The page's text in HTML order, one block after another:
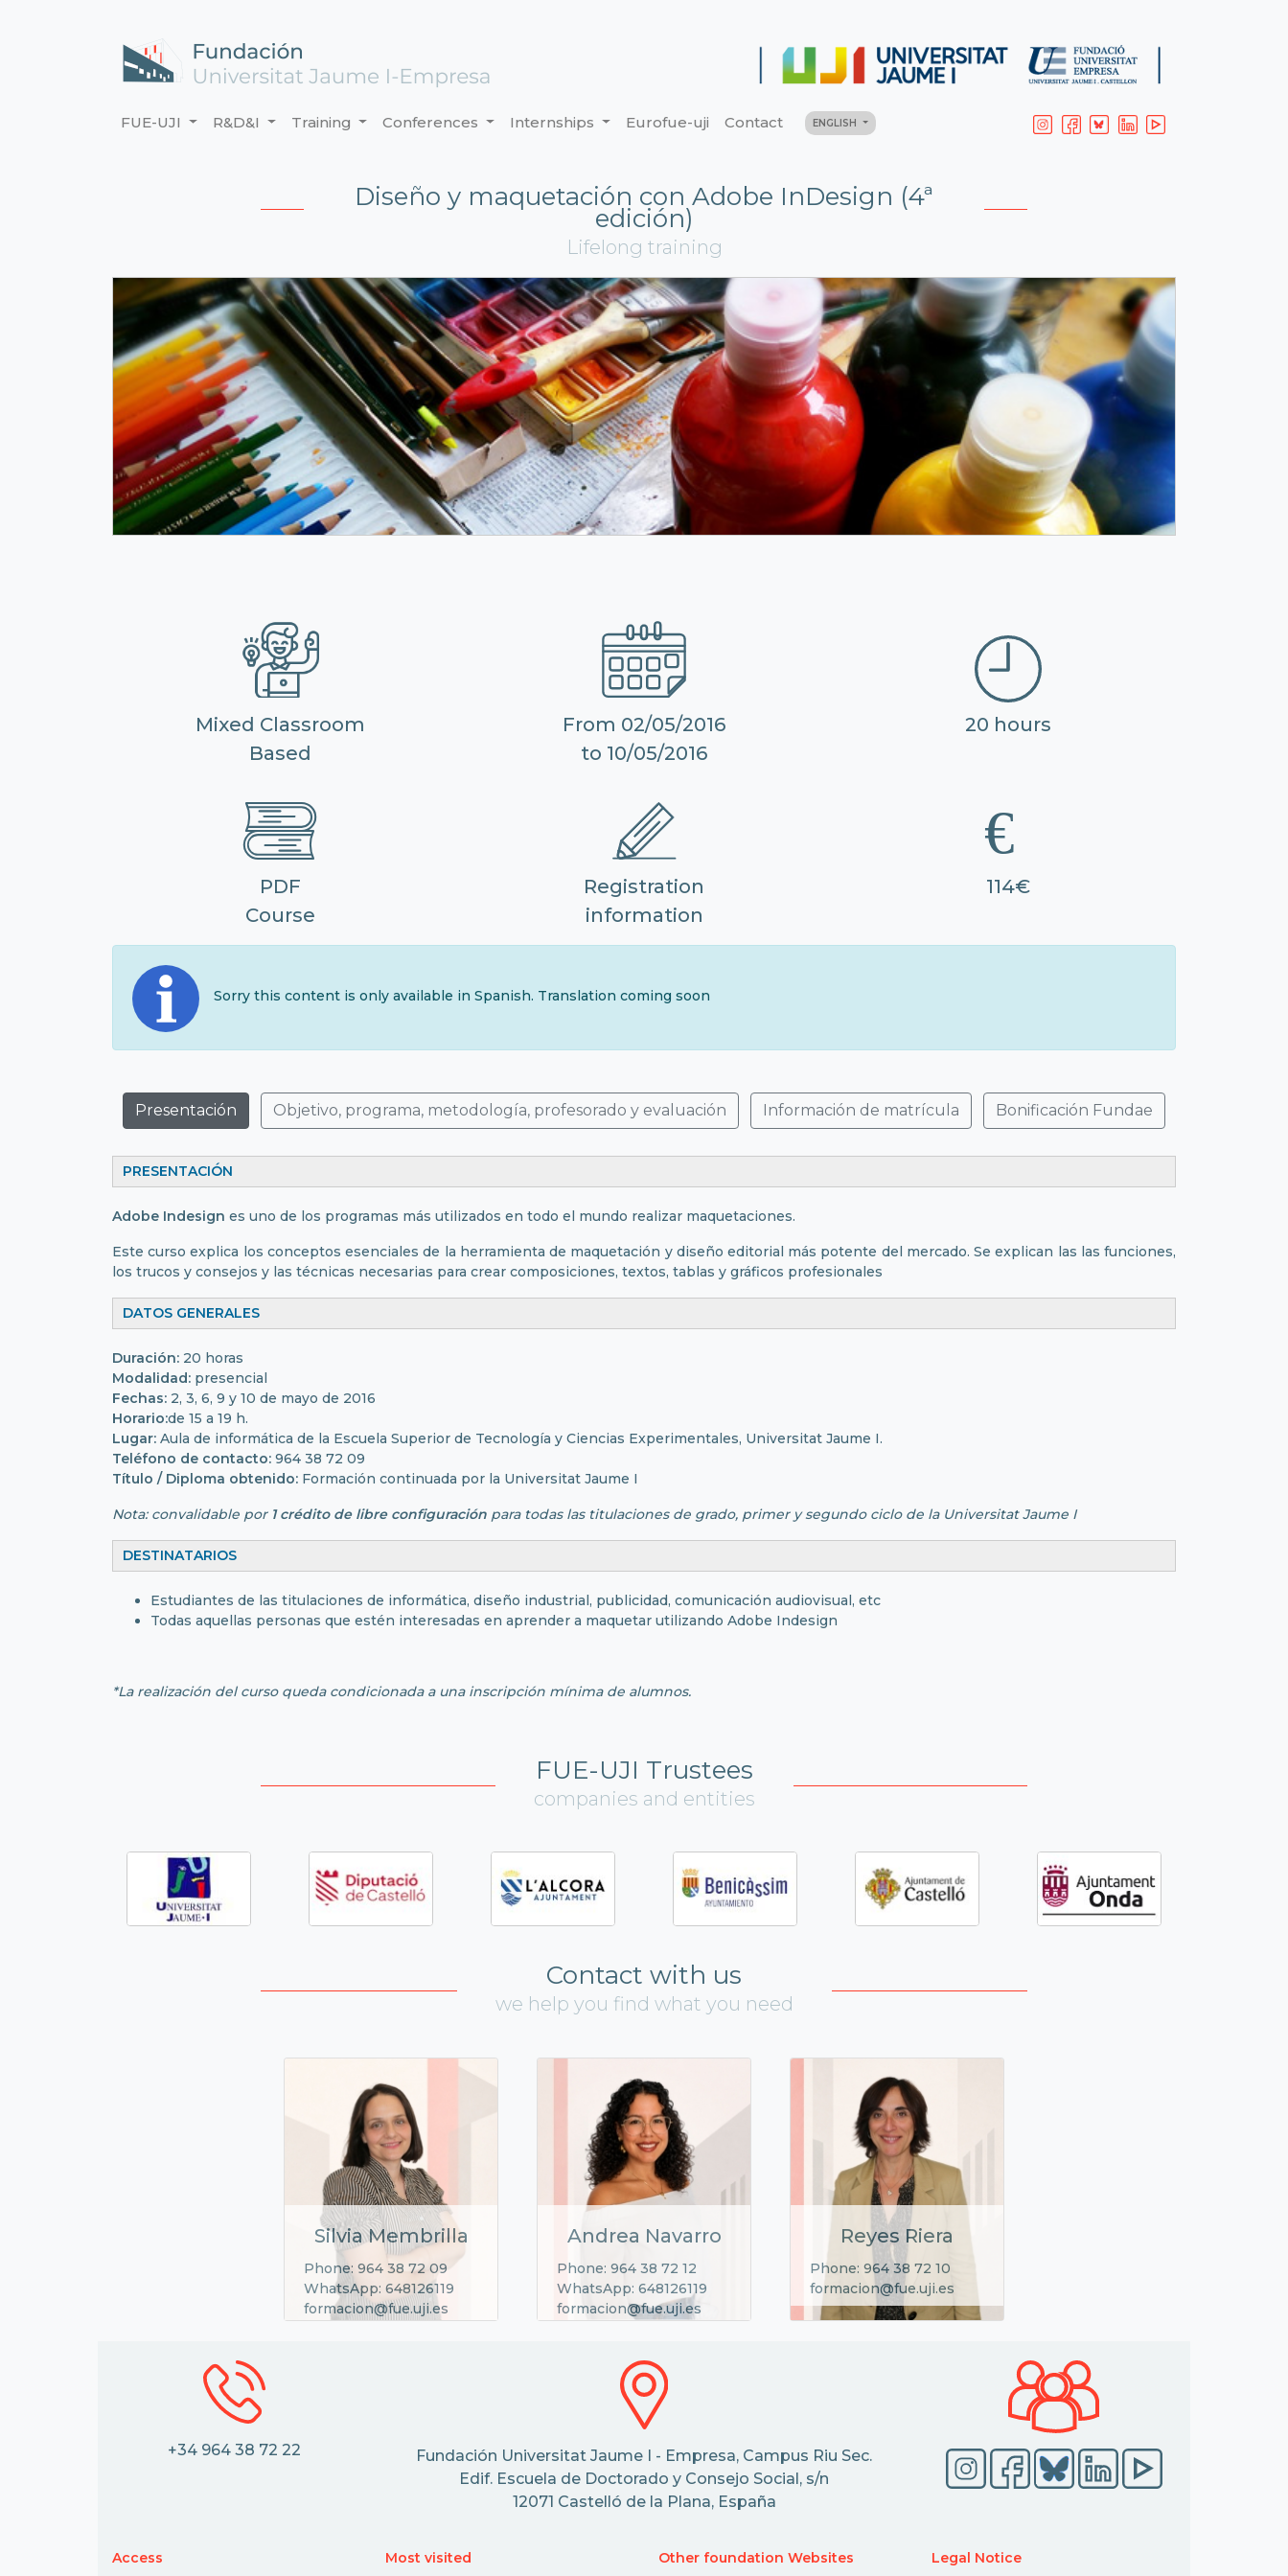
FUE-UJI R&D&I Training Conferences Internships Eurofue-uji Contact ENGLISH
Diseño y maquetación con Adobe InDesign (4ª
edición)
Lifelong training
Mixed Classroom
Based
From 02/05/2016
to 10/05/2016
20 hours
PDF
Course
Registration
information
114€
Sorry this content is only available in Spanish. Translation coming soon
Presentación Objetivo, programa, metodología, profesorado y evaluación Información de matrícula Bonificación Fundae
PRESENTACIÓN
Adobe Indesign es uno de los programas más utilizados en todo el mundo realizar maquetaciones.
Este curso explica los conceptos esenciales de la herramienta de maquetación y diseño editorial más potente del mercado. Se explican las las funciones,
los trucos y consejos y las técnicas necesarias para crear composiciones, textos, tablas y gráficos profesionales
DATOS GENERALES
Duración: 20 horas
Modalidad: presencial
Fechas: 2, 3, 6, 9 y 10 de mayo de 2016
Horario:de 15 a 19 h.
Lugar: Aula de informática de la Escuela Superior de Tecnología y Ciencias Experimentales, Universitat Jaume I.
Teléfono de contacto: 964 38 72 09
Título / Diploma obtenido: Formación continuada por la Universitat Jaume I
Nota: convalidable por 1 crédito de libre configuración para todas las titulaciones de grado, primer y segundo ciclo de la Universitat Jaume I
DESTINATARIOS
Estudiantes de las titulaciones de informática, diseño industrial, publicidad, comunicación audiovisual, etc
Todas aquellas personas que estén interesadas en aprender a maquetar utilizando Adobe Indesign
*La realización del curso queda condicionada a una inscripción mínima de alumnos.
FUE-UJI Trustees
companies and entities
Contact with us
we help you find what you need
Silvia Membrilla
Phone: 964 38 72 09
WhatsApp: 648126119
formacion@fue.uji.es
Andrea Navarro
Phone: 964 38 72 12
WhatsApp: 648126119
formacion@fue.uji.es
Reyes Riera
Phone: 964 38 72 10
formacion@fue.uji.es
+34 964 38 72 22
Fundación Universitat Jaume I - Empresa, Campus Riu Sec.
Edif. Escuela de Doctorado y Consejo Social, s/n
12071 Castelló de la Plana, España
Access Most visited Other foundation Websites Legal Notice